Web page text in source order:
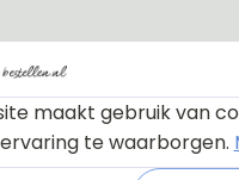
maakt gebruik van
te waarborgen.